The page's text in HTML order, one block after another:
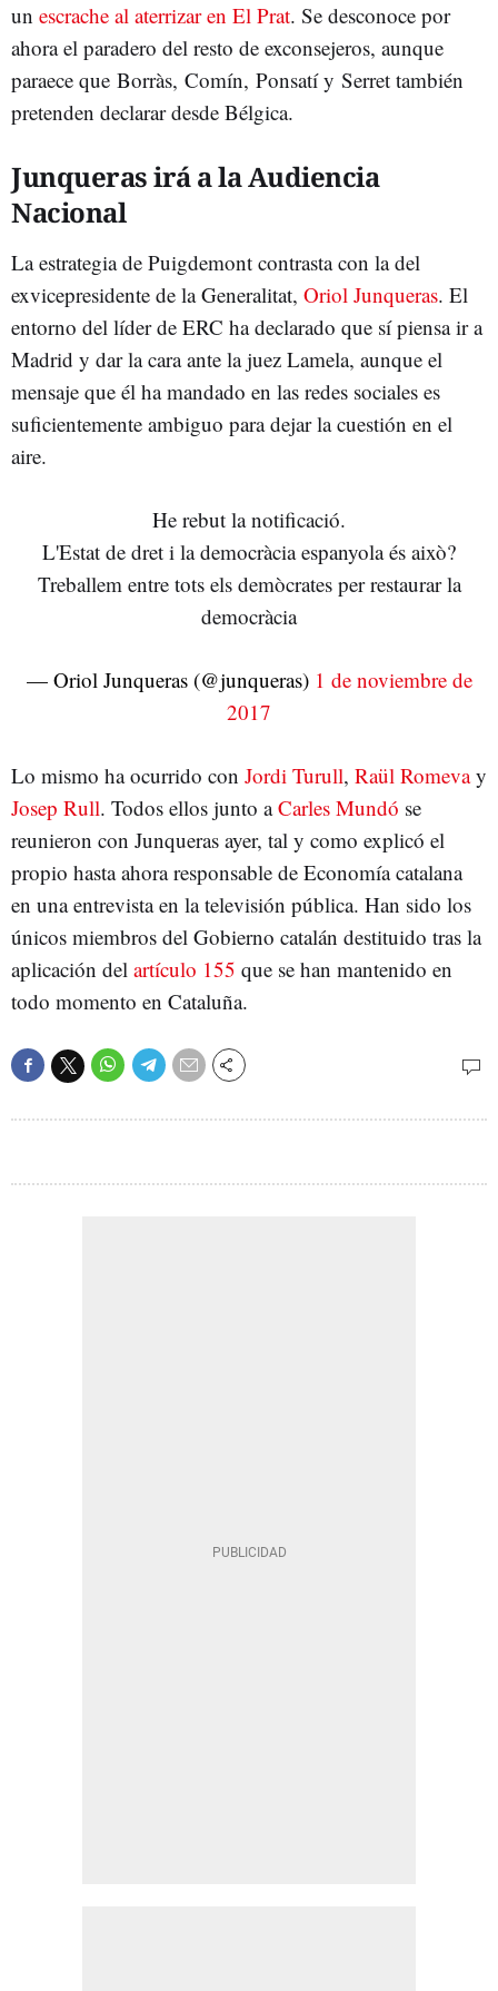
un escrache al aterrizar en El Prat. Se desconoce por
ahora el paradero del resto de exconsejeros, aunque
paraece que Borràs, Comín, Ponsatí y Serret también
pretenden declarar desde Bélgica.
Junqueras irá a la Audiencia
Nacional
La estrategia de Puigdemont contrasta con la del
exvicepresidente de la Generalitat, Oriol Junqueras. El
entorno del líder de ERC ha declarado que sí piensa ir a
Madrid y dar la cara ante la juez Lamela, aunque el
mensaje que él ha mandado en las redes sociales es
suficientemente ambiguo para dejar la cuestión en el
aire.
He rebut la notificació.
L'Estat de dret i la democràcia espanyola és això?
Treballem entre tots els demòcrates per restaurar la
democràcia
— Oriol Junqueras (@junqueras) 1 de noviembre de
2017
Lo mismo ha ocurrido con Jordi Turull, Raül Romevay
Josep Rull. Todos ellos junto aCarles Mundó se
reunieron con Junqueras ayer, tal y como explicó el
propio hasta ahora responsable de Economía catalana
en una entrevista en la televisión pública. Han sido los
únicos miembros del Gobierno catalán destituido tras la
aplicación del artículo 155 que se han mantenido en
todo momento en Cataluña.